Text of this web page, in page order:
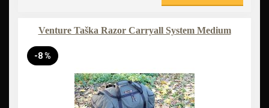
Venture Taška Razor Carryall System Medium
-8 %